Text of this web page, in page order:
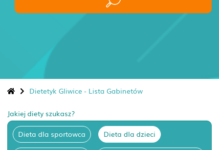
Dietetyk Gliwice - Lista Gabinetów
Jakiej diety szukasz?
Dieta dla sportowca Dieta dla dzieci